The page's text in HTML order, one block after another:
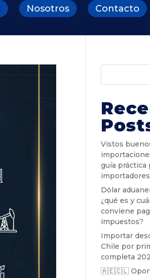
Nosotros Contacto
Vistos
guía práctica
importadores
Dólar
¿qué es y
conviene
impuestos?
Importar
Chile por
completa
🇦🇪🇨🇱